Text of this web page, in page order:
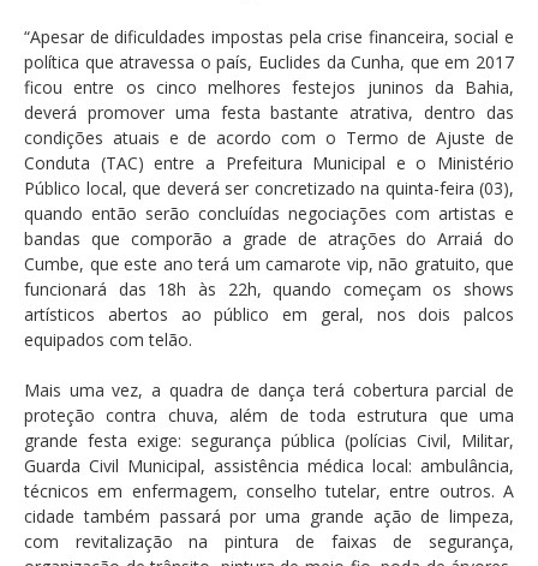
“Apesar de dificuldades impostas pela crise financeira, social e
política que atravessa o país, Euclides da Cunha, que em 2017
ficou entre os cinco melhores festejos juninos da Bahia,
deverá promover uma festa bastante atrativa, dentro das
condições atuais e de acordo com o Termo de Ajuste de
Conduta (TAC) entre a Prefeitura Municipal e o Ministério
Público local, que deverá ser concretizado na quinta-feira (03),
quando então serão concluídas negociações com artistas e
bandas que comporão a grade de atrações do Arraiá do
Cumbe, que este ano terá um camarote vip, não gratuito, que
funcionará das 18h às 22h, quando começam os shows
artísticos abertos ao público em geral, nos dois palcos
equipados com telão.
Mais uma vez, a quadra de dança terá cobertura parcial de
proteção contra chuva, além de toda estrutura que uma
grande festa exige: segurança pública (polícias Civil, Militar,
Guarda Civil Municipal, assistência médica local: ambulância,
técnicos em enfermagem, conselho tutelar, entre outros. A
cidade também passará por uma grande ação de limpeza,
com revitalização na pintura de faixas de segurança,